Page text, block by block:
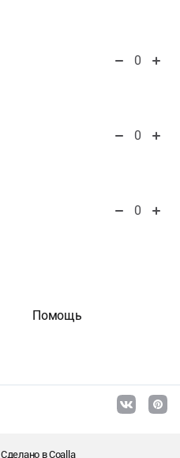
0
0
0
Помощь
Сделано вCoalla